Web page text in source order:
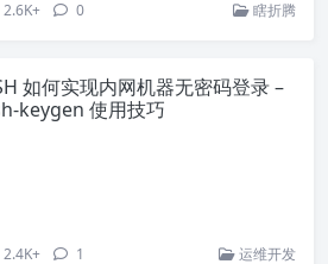
2.6K+ 0 瞎折腾
如何实现内网机器无密码登录 –
keygen 使用技巧
2.4K+ 1 运维开发